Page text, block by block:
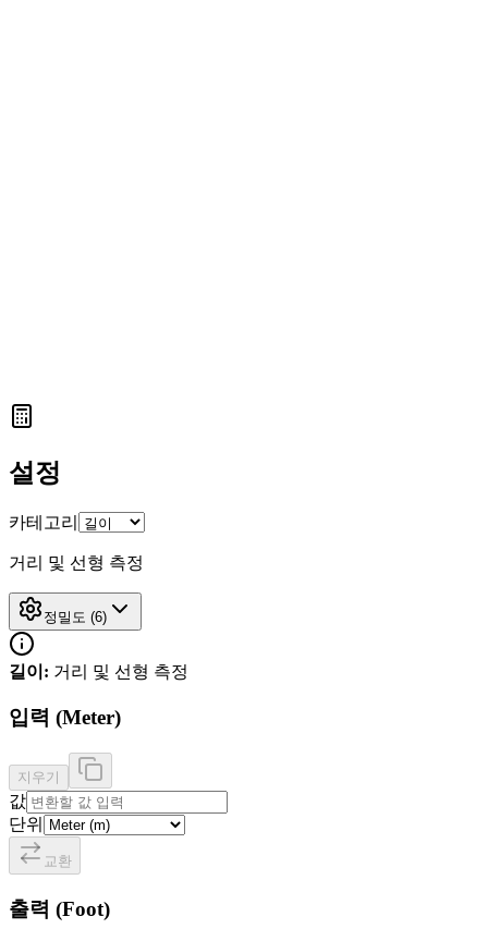
설정
카테고리
거리 및 선형 측정
정밀도 (6)
길이 : 거리 및 선형 측정
입력 (Meter)
지우기
값
단위
교환
출력 (Foot)